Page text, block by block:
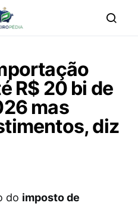
R$ 20 bi de
mas
diz
do imposto de